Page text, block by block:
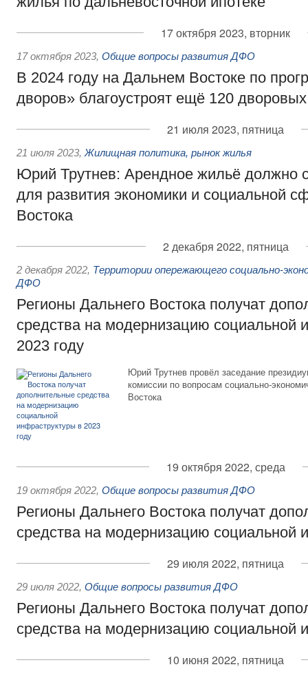
17 октября 2023, вторник
17 октября 2023, Общие вопросы развития ДФО
В 2024 году на Дальнем Востоке по
дворов» благоустроят ещё 120
21 июля 2023, пятница
21 июля 2023, Жилищная политика, рынок жилья
Юрий Трутнев: Арендное жильё должно
для развития экономики и социальной
Востока
2 декабря 2022, пятница
2 декабря 2022, Территории опережающего социально-
ДФО
Регионы Дальнего Востока получат
средства на модернизацию социальной
2023 году
Юрий Трутнев провёл заседание
комиссии по вопросам социально-
Востока
19 октября 2022, среда
19 октября 2022, Общие вопросы развития ДФО
Регионы Дальнего Востока получат
средства на модернизацию социальной
29 июля 2022, пятница
29 июля 2022, Общие вопросы развития ДФО
Регионы Дальнего Востока получат
средства на модернизацию социальной
10 июня 2022, пятница